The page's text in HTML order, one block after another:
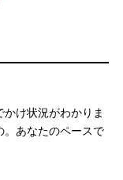
け状況がわかりま
。あなたのペースで